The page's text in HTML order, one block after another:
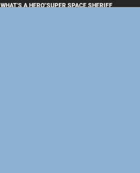
WHAT'S A HERO"SUPER SPACE SHERIFF